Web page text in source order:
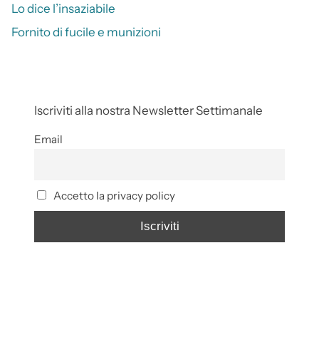
Lo dice l’insaziabile
Fornito di fucile e munizioni
Iscriviti alla nostra Newsletter Settimanale
Email
Accetto la privacy policy